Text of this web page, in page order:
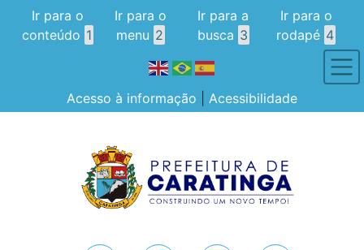
Ir para o
conteúdo 1
Ir para o
menu 2
Ir para a
busca 3
Ir para o
rodapé 4
Acesso à informação Acessibilidade